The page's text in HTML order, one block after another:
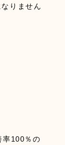
りません
率100％の